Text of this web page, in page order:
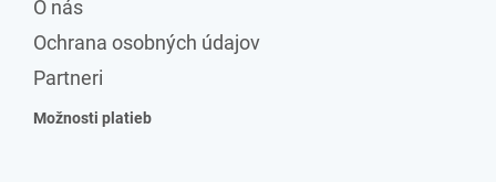
O nás
Ochrana osobných údajov
Partneri
Možnosti platieb